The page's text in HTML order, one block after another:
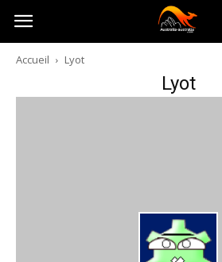
Australia-
australie.com
Accueil Lyot
Lyot